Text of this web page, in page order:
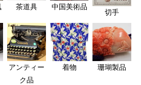
茶道具 中国美術品
切手
アンティー
ク品
着物 珊瑚製品